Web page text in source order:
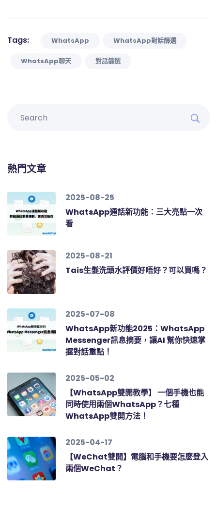
Tags: WhatsApp WhatsApp對話篩選
WhatsApp聊天 對話篩選
熱門文章
2025-08-25
WhatsApp通話新功能：三大亮點一次
看
2025-08-21
Tais生髮洗頭水評價好唔好？可以買嗎？
2025-07-08
WhatsApp新功能2025：WhatsApp
Messenger訊息摘要，讓AI 幫你快速掌
握對話重點！
2025-05-02
【WhatsApp雙開教學】 一個手機也能
同時使用兩個WhatsApp？七種
WhatsApp雙開方法！
2025-04-17
【WeChat雙開】電腦和手機要怎麼登入
兩個WeChat？